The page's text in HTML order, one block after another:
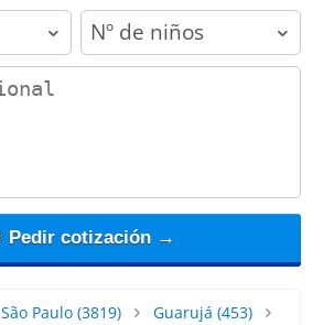
children
Pedir cotización →
São Paulo(3819) Guarujá (453)